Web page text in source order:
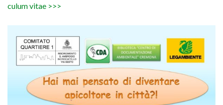
cu­lum vitae >>>